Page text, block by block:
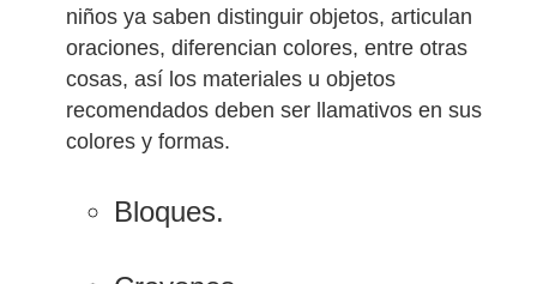
niños ya saben distinguir objetos, articulan
oraciones, diferencian colores, entre otras
cosas, así los materiales u objetos
recomendados deben ser llamativos en sus
colores y formas.
Bloques.